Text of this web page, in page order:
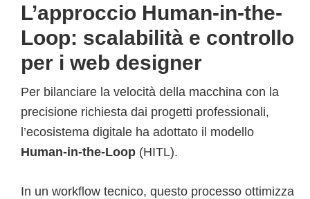
L’approccio Human-in-the-
Loop: scalabilità e controllo
per i web designer
Per bilanciare la velocità della macchina con la
precisione richiesta dai progetti professionali,
l’ecosistema digitale ha adottato il modello
Human-in-the-Loop (HITL).
In un workflow tecnico, questo processo ottimizza